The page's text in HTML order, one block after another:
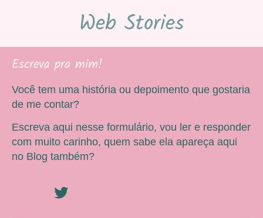
Web Stories
Escreva pra mim!
Você tem uma história ou depoimento que gostaria
de me contar?
Escreva aqui nesse formulário, vou ler e responder
com muito carinho, quem sabe ela apareça aqui
no Blog também?